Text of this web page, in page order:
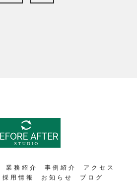
業務紹介 事例紹介
アクセス
採用情報 お知らせ ブログ